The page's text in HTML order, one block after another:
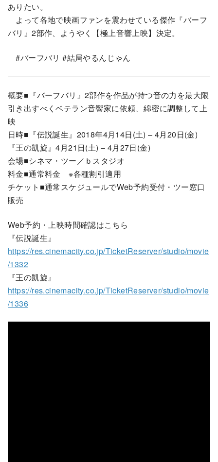
ありたい。
よって各地で映画ファンを震わせている傑作『バーフ
バリ』2部作、ようやく【極上音響上映】決定。
#バーフバリ #結局やるんじゃん
概要■『バーフバリ』2部作を作品が持つ音の力を最大限
引き出すべくベテラン音響家に依頼、綿密に調整して上
映
日時■『伝説誕生』2018年4月14日(土) – 4月20日(金)
『王の凱旋』4月21日(土) – 4月27日(金)
会場■シネマ・ツー／ｂスタジオ
料金■通常料金 ※各種割引適用
チケット■通常スケジュールでWeb予約受付・ツー窓口
販売
Web予約・上映時間確認はこちら
『伝説誕生』
https://res.cinemacity.co.jp/TicketReserver/studio/movie
/1332
『王の凱旋』
https://res.cinemacity.co.jp/TicketReserver/studio/movie
/1336